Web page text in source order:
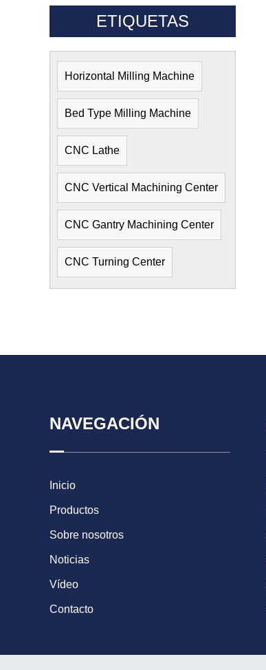
ETIQUETAS
Horizontal Milling Machine
Bed Type Milling Machine
CNC Lathe
CNC Vertical Machining Center
CNC Gantry Machining Center
CNC Turning Center
NAVEGACIÓN
Inicio
Productos
Sobre nosotros
Noticias
Vídeo
Contacto